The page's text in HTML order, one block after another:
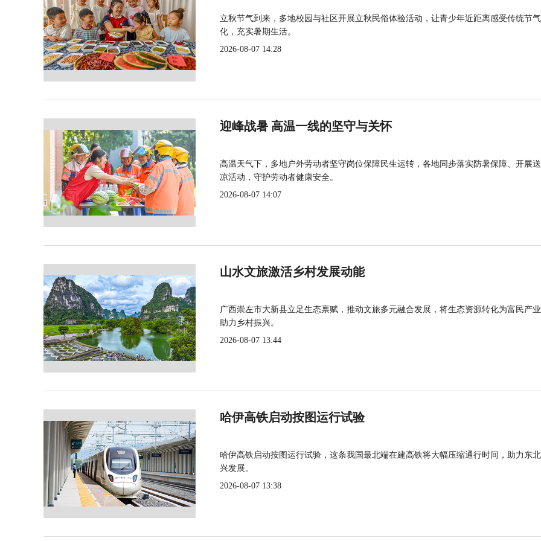
立秋节气到来，多地校园与社区开展立秋民俗体验活动，让青少年近距离感受传统节
化，充实暑期生活。
2026-08-07 14:28
迎峰战暑 高温一线的坚守与关怀
高温天气下，多地户外劳动者坚守岗位保障民生运转，各地同步落实防暑保障、开展
凉活动，守护劳动者健康安全。
2026-08-07 14:07
山水文旅激活乡村发展动能
广西崇左市大新县立足生态禀赋，推动文旅多元融合发展，将生态资源转化为富民产
助力乡村振兴。
2026-08-07 13:44
哈伊高铁启动按图运行试验
哈伊高铁启动按图运行试验，这条我国最北端在建高铁将大幅压缩通行时间，助力东
兴发展。
2026-08-07 13:38